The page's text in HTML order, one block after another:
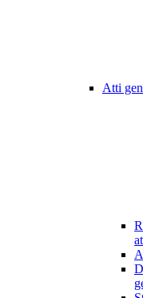
Atti